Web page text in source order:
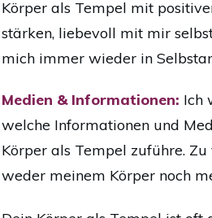
Körper als Tempel mit
stärken, liebevoll mit mir
mich immer wieder in
Medien & Informationen: Ich
welche Informationen und
Körper als Tempel zuführe.
weder meinem Körper noch